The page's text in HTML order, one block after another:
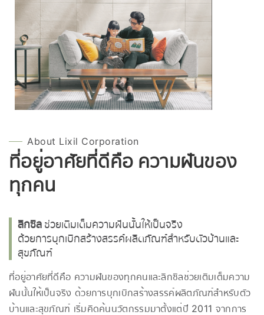
About Lixil Corporation
ที่อยู่อาศัยที่ดีคือ ความฝันของ
ทุกคน
ลิกซิล ช่วยเติมเต็มความฝันนั้นให้เป็นจริง
ด้วยการบุกเบิกสร้างสรรค์ผลิตภัณฑ์สำหรับตัวบ้านและ
สุขภัณฑ์
ที่อยู่อาศัยที่ดีคือ ความฝันของทุกคนและลิกซิลช่วยเติมเต็มความ
ฝันนั้นให้เป็นจริง ด้วยการบุกเบิกสร้างสรรค์ผลิตภัณฑ์สำหรับตัว
บ้านและสุขภัณฑ์ เริ่มคิดค้นนวัตกรรมมาตั้งแต่ปี 2011 จากการ